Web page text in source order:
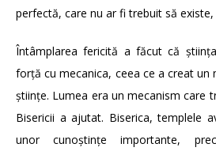
perfectă, care nu ar fi trebuit să
Întâmplarea fericită a făcut că
forță cu mecanica, ceea ce a creat un
științe. Lumea era un mecanism care
Bisericii a ajutat. Biserica, templele
unor cunoștințe importante,